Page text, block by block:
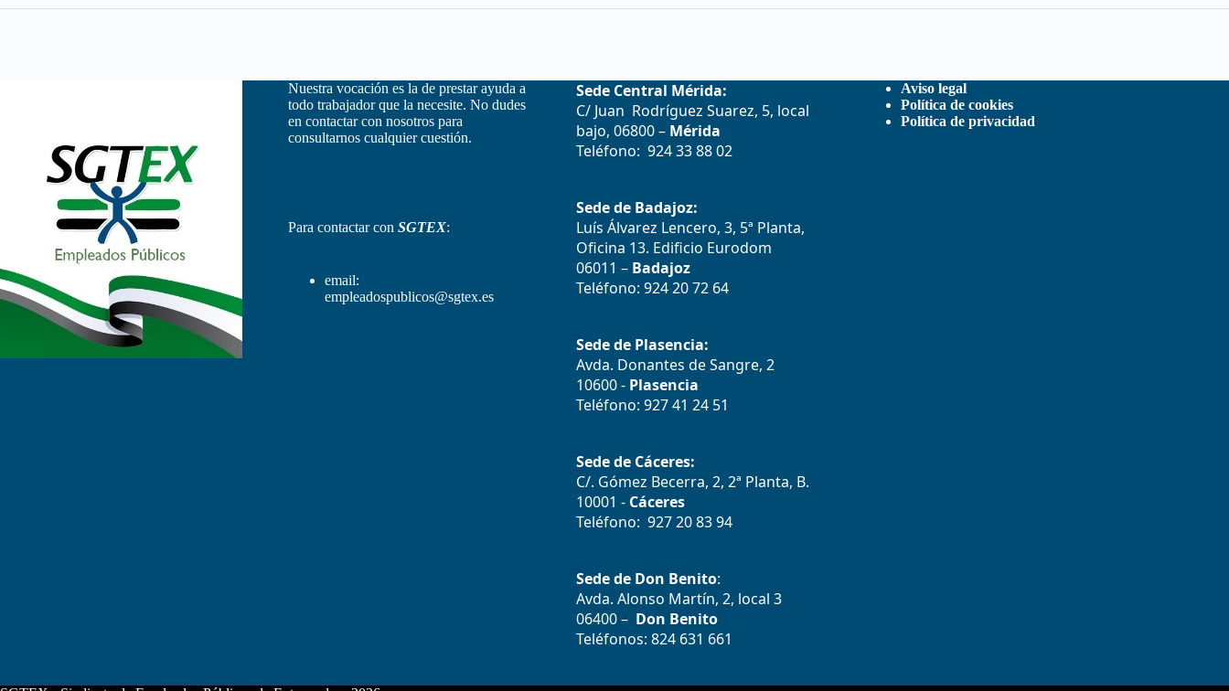
Nuestra vocación es la de prestar ayuda a
todo trabajador que la necesite. No dudes
en contactar con nosotros para
consultarnos cualquier cuestión.
Para contactar con SGTEX:
email:
empleadospublicos@sgtex.es
Sede Central Mérida:
C/ Juan Rodríguez Suarez, 5, local
bajo, 06800 – Mérida
Teléfono: 924 33 88 02
Sede de Badajoz:
Luís Álvarez Lencero, 3, 5ª Planta,
Oficina 13. Edificio Eurodom
06011 – Badajoz
Teléfono: 924 20 72 64
Sede de Plasencia:
Avda. Donantes de Sangre, 2
10600 -Plasencia
Teléfono: 927 41 24 51
Sede de Cáceres:
C/. Gómez Becerra, 2, 2ª Planta, B.
10001 -Cáceres
Teléfono: 927 20 83 94
Sede de Don Benito:
Avda. Alonso Martín, 2, local 3
06400 – Don Benito
Teléfonos: 824 631 661
Aviso legal
Política de cookies
Política de privacidad